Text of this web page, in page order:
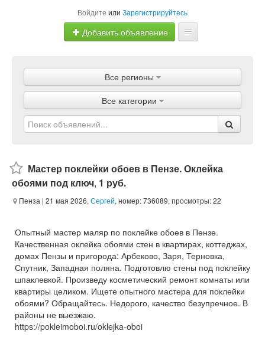
Войдите или Зарегистрируйтесь
Добавить объявление
Объявления
Магазины
Услуги
Все регионы
Все категории
Мастер поклейки обоев в Пензе. Оклейка
обоями под ключ, 1 руб.
Пенза | 21 мая 2026, Сергей, номер: 736089, просмотры: 22
Опытный мастер маляр по поклейке обоев в Пензе.
Качественная оклейка обоями стен в квартирах, коттеджах,
домах Пензы и пригорода: Арбеково, Заря, Терновка,
Спутник, Западная поляна. Подготовлю стены под поклейку
шпаклевкой. Произведу косметический ремонт комнаты или
квартиры целиком. Ищете опытного мастера для поклейки
обоями? Обращайтесь. Недорого, качество безупречное. В
районы не выезжаю.
https://pokleimoboi.ru/oklejka-oboi